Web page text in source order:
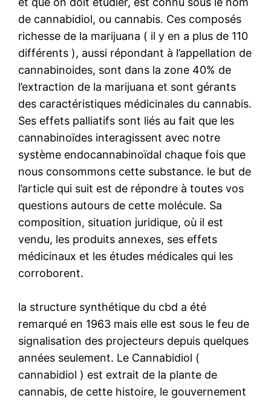
de cannabidiol, ou cannabis. Ces composés
richesse de la marijuana ( il y en a plus de 110
différents ), aussi répondant à l’appellation de
cannabinoides, sont dans la zone 40% de
l’extraction de la marijuana et sont gérants
des caractéristiques médicinales du cannabis.
Ses effets palliatifs sont liés au fait que les
cannabinoïdes interagissent avec notre
système endocannabinoïdal chaque fois que
nous consommons cette substance. le but de
l’article qui suit est de répondre à toutes vos
questions autours de cette molécule. Sa
composition, situation juridique, où il est
vendu, les produits annexes, ses effets
médicinaux et les études médicales qui les
corroborent.
la structure synthétique du cbd a été
remarqué en 1963 mais elle est sous le feu de
signalisation des projecteurs depuis quelques
années seulement. Le Cannabidiol (
cannabidiol ) est extrait de la plante de
cannabis, de cette histoire, le gouvernement